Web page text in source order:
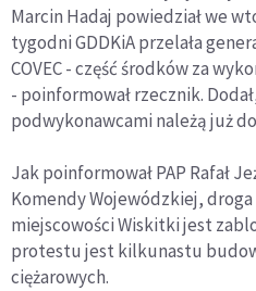
Marcin Hadaj powiedział we
tygodni GDDKiA przelała
COVEC - część środków za
- poinformował rzecznik.
podwykonawcami należą już
Jak poinformował PAP Rafał
Komendy Wojewódzkiej, droga
miejscowości Wiskitki jest
protestu jest kilkunastu
ciężarowych.